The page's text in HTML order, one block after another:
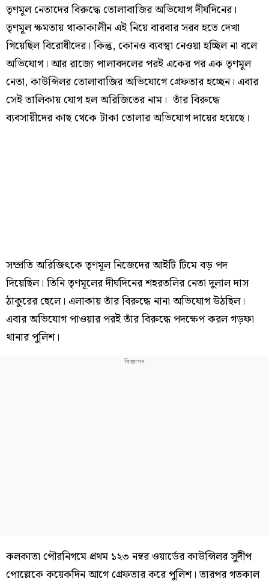
তৃণমূল নেতাদের বিরুদ্ধে তোলাবাজির অভিযোগ দীর্ঘদিনের।
তৃণমূল ক্ষমতায় থাকাকালীন এই নিয়ে বারবার সরব হতে দেখা
গিয়েছিল বিরোধীদের। কিন্তু, কোনও ব্যবস্থা নেওয়া হচ্ছিল না বলে
অভিযোগ। আর রাজ্যে পালাবদলের পরই একের পর এক তৃণমূল
নেতা, কাউন্সিলর তোলাবাজির অভিযোগে গ্রেফতার হচ্ছেন। এবার
সেই তালিকায় যোগ হল অরিজিতের নাম। তাঁর বিরুদ্ধে
ব্যবসায়ীদের কাছ থেকে টাকা তোলার অভিযোগ দায়ের হয়েছে।
সম্প্রতি অরিজিৎকে তৃণমূল নিজেদের আইটি টিমে বড় পদ
দিয়েছিল। তিনি তৃণমূলের দীর্ঘদিনের শহরতলির নেতা দুলাল দাস
ঠাকুরের ছেলে। এলাকায় তাঁর বিরুদ্ধে নানা অভিযোগ উঠছিল।
এবার অভিযোগ পাওয়ার পরই তাঁর বিরুদ্ধে পদক্ষেপ করল গড়ফা
থানার পুলিশ।
কলকাতা পৌরনিগমে প্রথম ১২৩ নম্বর ওয়ার্ডের কাউন্সিলর সুদীপ
পোল্লেকে কয়েকদিন আগে গ্রেফতার করে পুলিশ। তারপর গতকাল